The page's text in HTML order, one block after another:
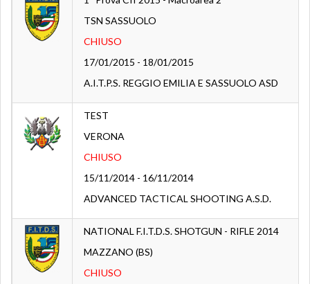
TSN SASSUOLO
CHIUSO
17/01/2015 - 18/01/2015
A.I.T.P.S. REGGIO EMILIA E SASSUOLO ASD
TEST
VERONA
CHIUSO
15/11/2014 - 16/11/2014
ADVANCED TACTICAL SHOOTING A.S.D.
NATIONAL F.I.T.D.S. SHOTGUN - RIFLE 2014
MAZZANO (BS)
CHIUSO